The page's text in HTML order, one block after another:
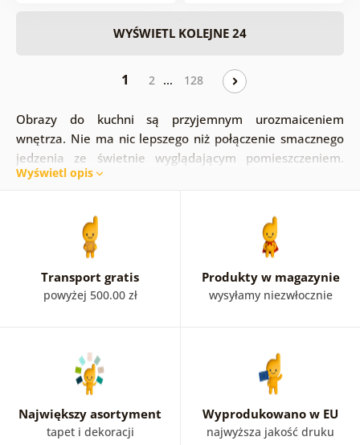
WYŚWIETL KOLEJNE 24
1 2 … 128
Obrazy do kuchni są przyjemnym urozmaiceniem
wnętrza. Nie ma nic lepszego niż połączenie smacznego
jedzenia ze świetnie wyglądającym pomieszczeniem.
Obrazy na płótnie wprowadzą przyjemną atmosferę.
kuchni ciekawym obrazem, który zainspiruje do lepszych
osiągnięć kulinarnych. Włącz swoją wyobraźnię i wybierz
obraz zgodnie z tym, co lubisz najbardziej. Tylko od Ciebie
zależy, czy wybierzesz obraz przedstawiającyjedzenie i
napoje, obrazkwiatów abstrakcję.
Wyświetl opis
Transport gratis
powyżej 500.00 zł
Produkty w magazynie
wysyłamy niezwłocznie
Największy asortyment
tapet i dekoracji
Wyprodukowano w EU
najwyższa jakość druku